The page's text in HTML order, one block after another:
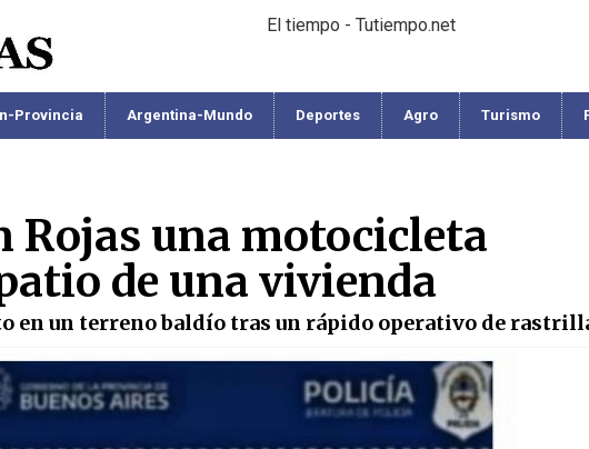
El tiempo - Tutiempo.net
Provincia Argentina-Mundo Deportes Agro Turismo
Rojas una motocicleta
de una vivienda
en un terreno baldío tras un rápido operativo de